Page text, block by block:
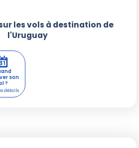
les vols à destination de
l'Uruguay
son
?